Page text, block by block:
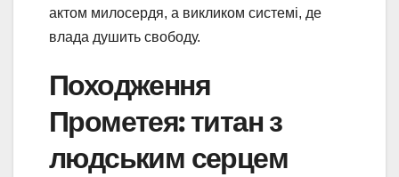
актом милосердя, а викликом системі, де
влада душить свободу.
Походження
Прометея: титан з
людським серцем